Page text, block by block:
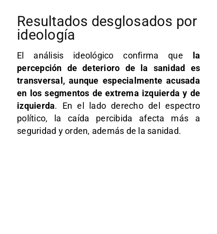
Resultados desglosados por
ideología
El análisis ideológico confirma que
la
percepción de deterioro de la sanidad es
transversal, aunque especialmente acusada
en los segmentos de extrema izquierda y de
izquierda. En el lado derecho del espectro
político, la caída percibida afecta más a
seguridad y orden, además de la sanidad.​